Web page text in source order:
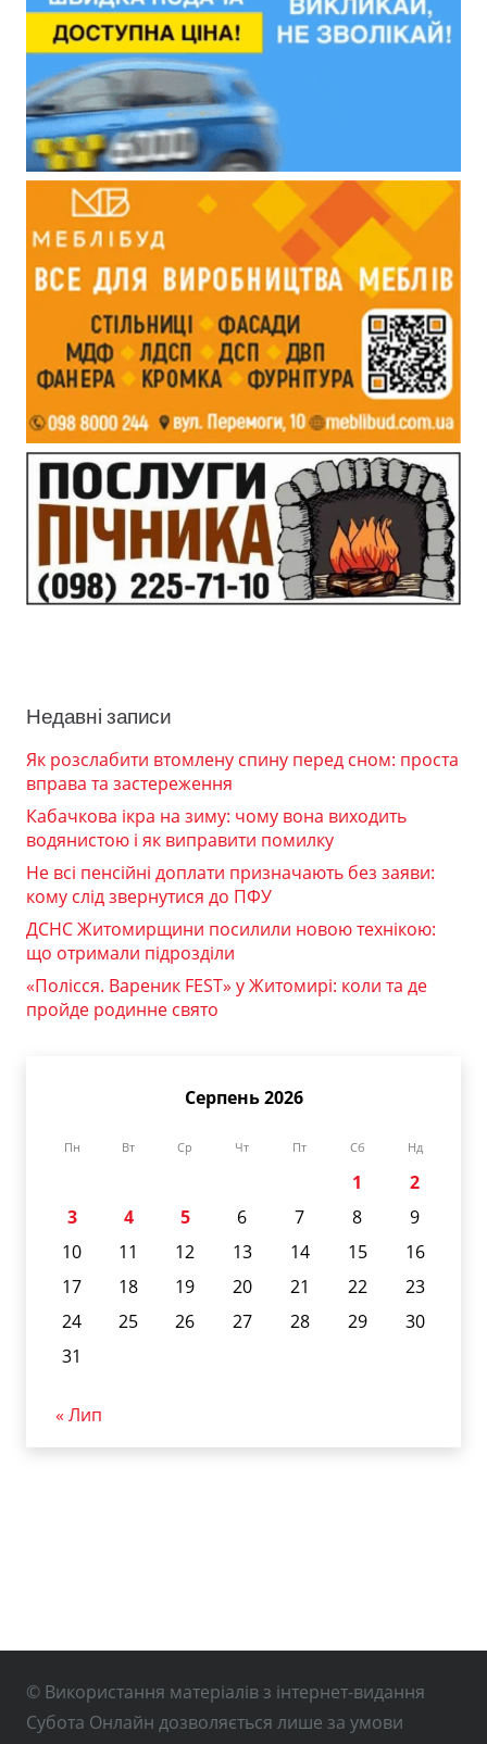
Недавні записи
Як розслабити втомлену спину перед сном: проста
вправа та застереження
Кабачкова ікра на зиму: чому вона виходить
водянистою і як виправити помилку
Не всі пенсійні доплати призначають без заяви:
кому слід звернутися до ПФУ
ДСНС Житомирщини посилили новою технікою:
що отримали підрозділи
«Полісся. Вареник FEST» у Житомирі: коли та де
пройде родинне свято
Серпень 2026
Пн Вт Ср Чт Пт Сб Нд
1
2
3
4 5 6 7 8
9
10
11 12 13 14 15
16
17
18 19 20 21 22
23
24
25 26 27 28 29
30
31
« Лип
© Використання матеріалів з інтернет-видання
Субота Онлайн дозволяється лише за умови